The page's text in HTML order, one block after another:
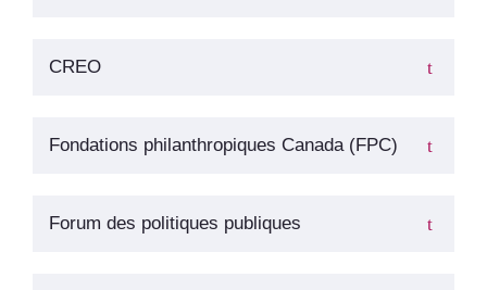
CREO
Fondations philanthropiques Canada (FPC)
Forum des politiques publiques